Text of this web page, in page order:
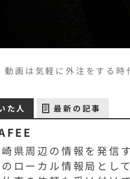
画は気軽に外注をする時
た人 最新の記事
県周辺の情報を発信
ローカル情報局とし